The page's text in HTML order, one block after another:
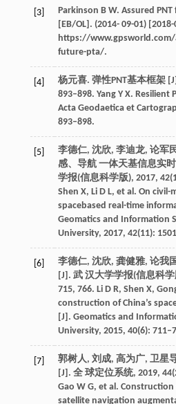
[3]
Parkinson B W. Assured
[EB/OL]. (2014- 09-01)
https://
future-pta/.
[4]
杨元喜. 弹性PNT基本框架
893–898. Yang Y X. Resilient
Acta Geodaetica et
893–898.
[5]
李德仁, 沈欣, 李迪龙, 论军
感、导航 一体天基信息实
学报(信息科学版), 2017,
Shen X, Li D L, et al. On
spacebased real-time
Geomatics and Information
University, 2017, 42(11):
[6]
李德仁, 沈欣, 龚健雅, 论我
[J]. 武 汉大学学报(信息科学
715, 766. Li D R, Shen X,
construction of China’s
[J]. Geomatics and
University, 2015, 40(6):
[7]
郭树人, 刘成, 高为广, 卫星
[J]. 全 球定位系统, 2019,
Gao W G, et al.
satellite navigation